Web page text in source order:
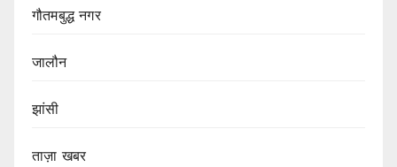
गौतमबुद्ध नगर
जालौन
झांसी
ताज़ा खबर